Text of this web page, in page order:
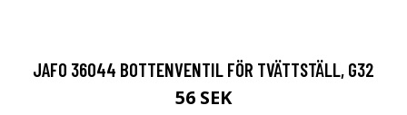
JAFO 36044 BOTTENVENTIL FÖR TVÄTTSTÄLL, G32
56 SEK